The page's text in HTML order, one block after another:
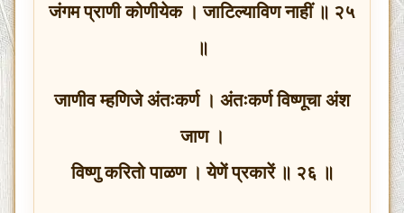
जंगम प्राणी कोणीयेक । जाटिल्याविण नाहीं ॥ २५
॥
जाणीव म्हणिजे अंतःकर्ण । अंतःकर्ण विष्णूचा अंश
जाण ।
विष्णु करितो पाळण । येणें प्रकारें ॥ २६ ॥